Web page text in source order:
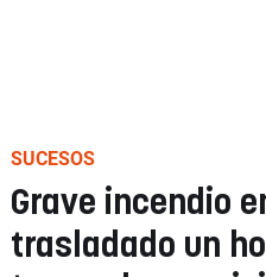
SUCESOS
Grave incendio
trasladado un